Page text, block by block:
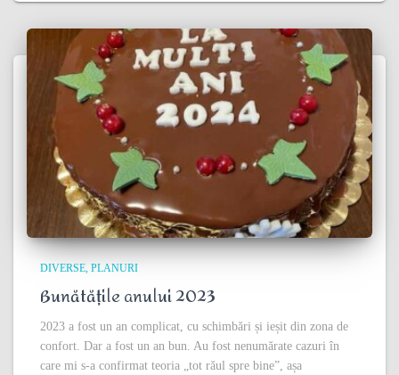
DIVERSE PLANURI
Bunătățile anului 2023
2023 a fost un an complicat, cu schimbări și ieșit din zona de
confort. Dar a fost un an bun. Au fost nenumărate cazuri în
care mi s-a confirmat teoria „tot răul spre bine”, așa